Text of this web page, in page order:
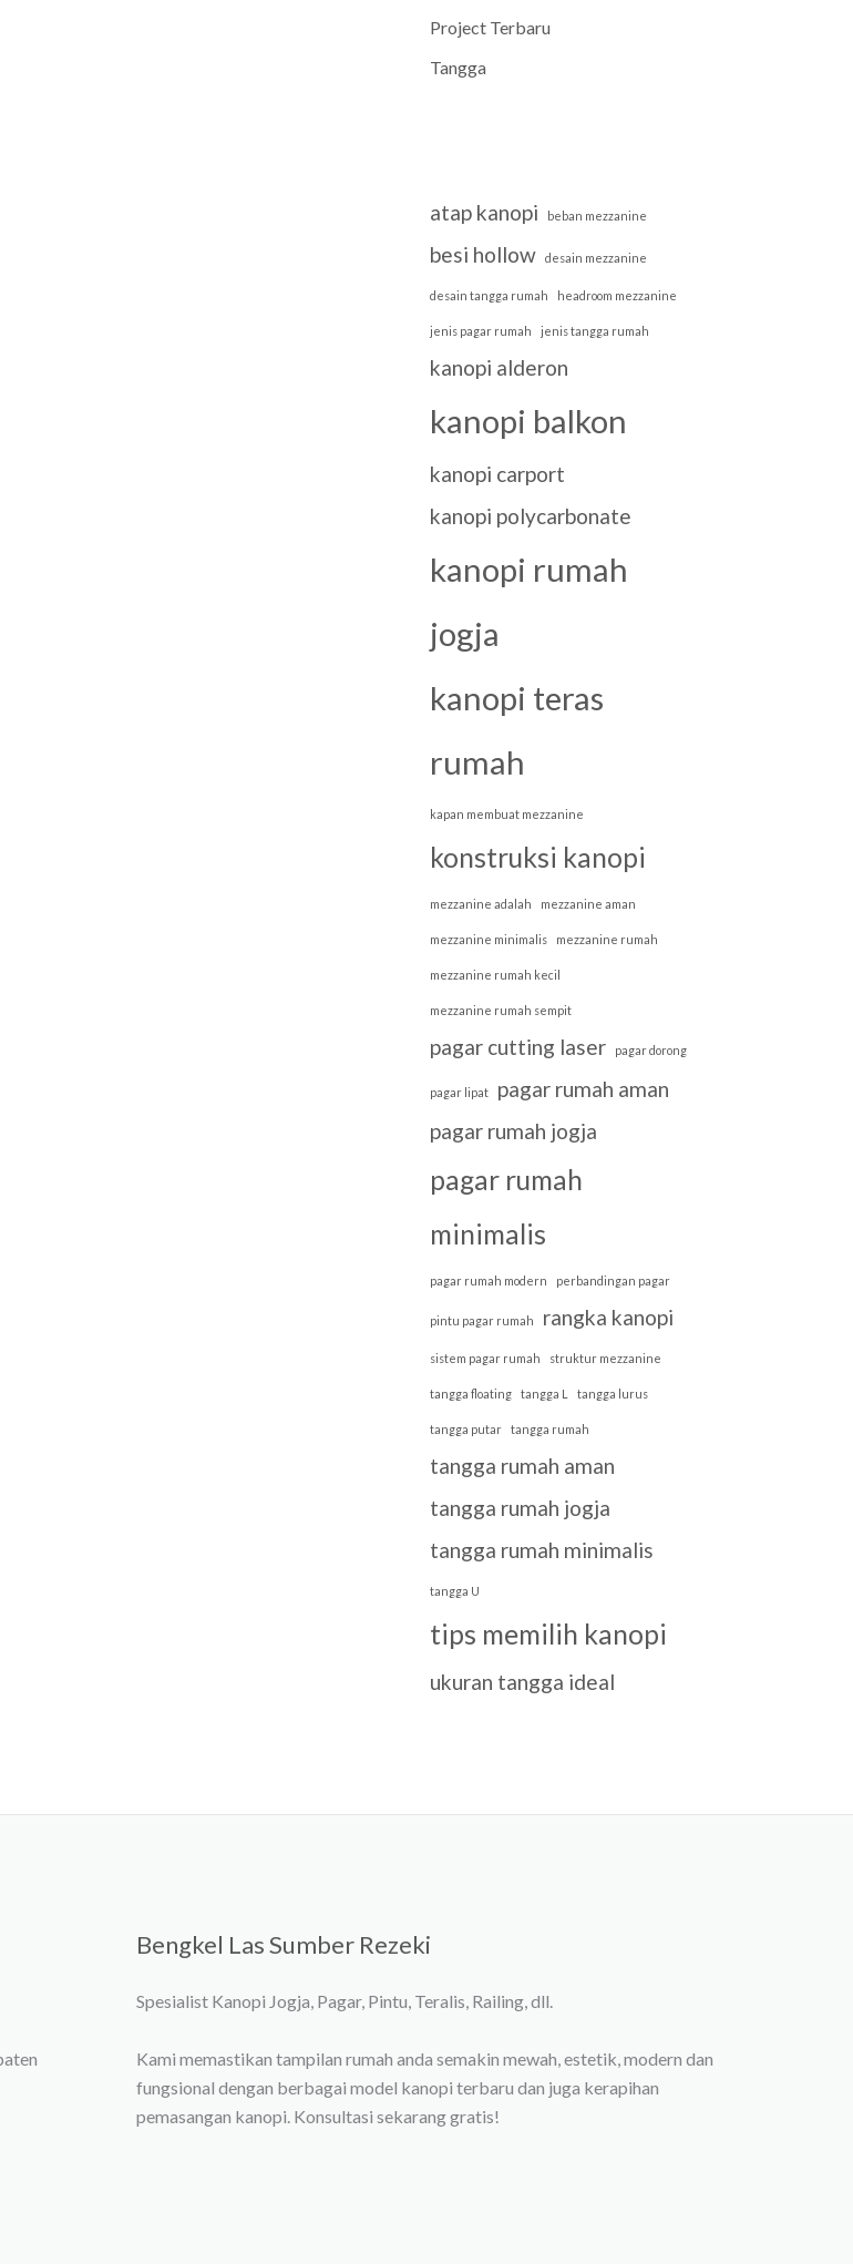
Project Terbaru
Tangga
atap kanopi beban mezzanine
besi hollow desain mezzanine
desain tangga rumah headroom mezzanine
jenis pagar rumah jenis tangga rumah
kanopi alderon
kanopi balkon
kanopi carport
kanopi polycarbonate
kanopi rumah
jogja
kanopi teras
rumah
kapan membuat mezzanine
konstruksi kanopi
mezzanine adalah mezzanine aman
mezzanine minimalis mezzanine rumah
mezzanine rumah kecil
mezzanine rumah sempit
pagar cutting laser pagar dorong
pagar lipat
pagar rumah aman
pagar rumah jogja
pagar rumah
minimalis
pagar rumah modern perbandingan pagar
pintu pagar rumah rangka kanopi
sistem pagar rumah struktur mezzanine
tangga floating tangga L tangga lurus
tangga putar tangga rumah
tangga rumah aman
tangga rumah jogja
tangga rumah minimalis
tangga U
tips memilih kanopi
ukuran tangga ideal
Bengkel Las Sumber Rezeki
Spesialist Kanopi Jogja, Pagar, Pintu, Teralis, Railing, dll.
Kami memastikan tampilan rumah anda semakin mewah, estetik, modern dan
fungsional dengan berbagai model kanopi terbaru dan juga kerapihan
pemasangan kanopi. Konsultasi sekarang gratis!